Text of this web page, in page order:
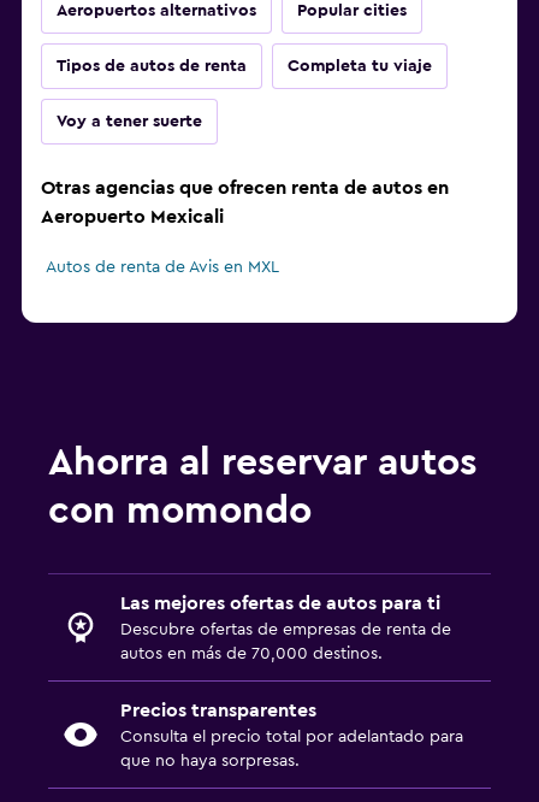
Aeropuertos alternativos Popular cities
Tipos de autos de renta Completa tu viaje
Voy a tener suerte
Otras agencias que ofrecen renta de autos en
Aeropuerto Mexicali
Autos de renta de Avis en MXL
Ahorra al reservar autos
con momondo
Las mejores ofertas de autos para ti
Descubre ofertas de empresas de renta de
autos en más de 70,000 destinos.
Precios transparentes
Consulta el precio total por adelantado para
que no haya sorpresas.